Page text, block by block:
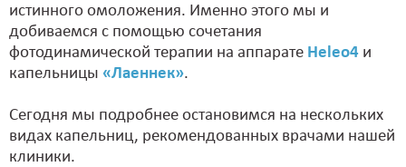
истинного омоложения. Именно этого мы и
добиваемся с помощью сочетания
фотодинамической терапии на аппарате Heleo4 и
капельницы «Лаеннек».
Сегодня мы подробнее остановимся на нескольких
видах капельниц, рекомендованных врачами нашей
клиники.